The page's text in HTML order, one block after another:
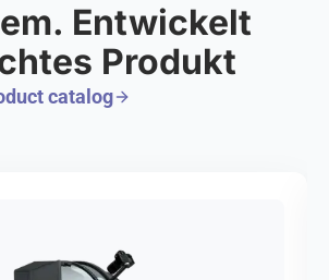
Entwickelt
Produkt
catalog